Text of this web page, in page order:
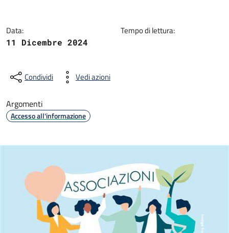
Data:
11 Dicembre 2024
Tempo di lettura:
Condividi Vedi azioni
Argomenti
Accesso all'informazione